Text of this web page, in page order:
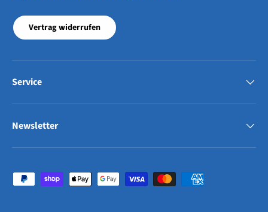
Vertrag widerrufen
Service
Newsletter
Zahlungsmethoden